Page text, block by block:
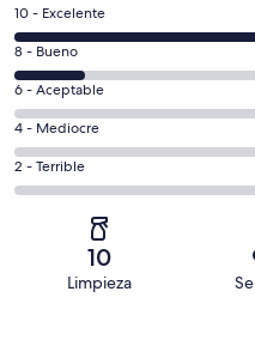
Evaluación:
10
-
Excelente.
31
de
36
opiniones
10 - Excelente
Evaluación:
8
-
Bueno.
5
de
36
opiniones
8 - Bueno
Evaluación:
6
-
Aceptable.
0
opiniones
6 - Aceptable
Evaluación:
4
-
4 - Mediocre
Evaluación:
2
2 - Terrible
10
Limpieza